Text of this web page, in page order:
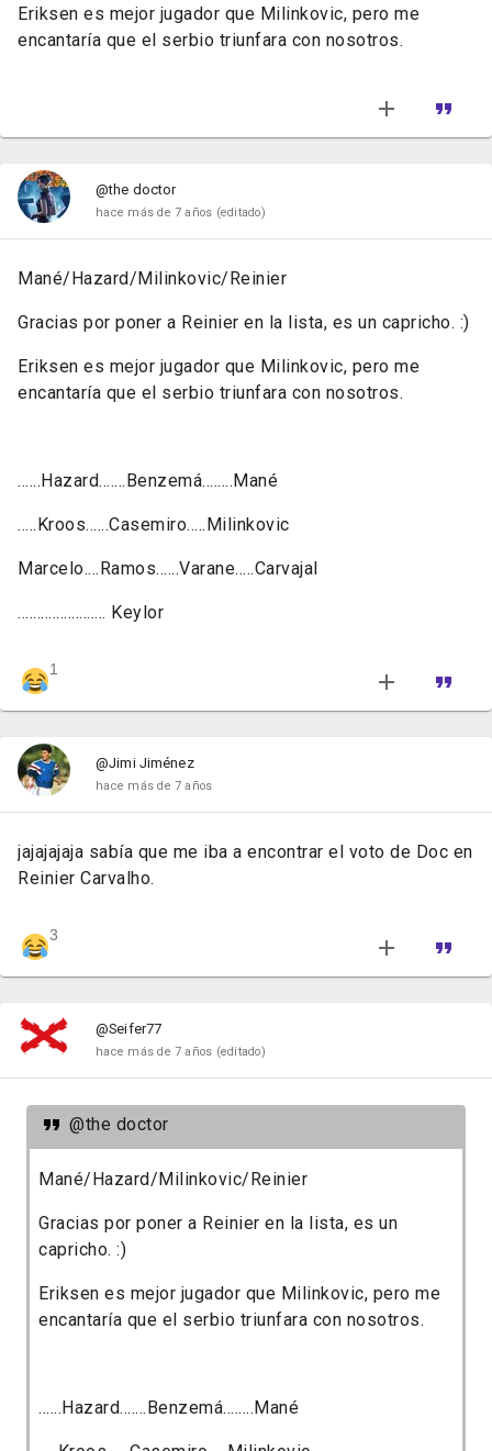
Eriksen es mejor jugador que Milinkovic, pero me
encantaría que el serbio triunfara con nosotros.
@the doctor
hace más de 7 años (editado)
Mané/Hazard/Milinkovic/Reinier
Gracias por poner a Reinier en la lista, es un capricho. :)
Eriksen es mejor jugador que Milinkovic, pero me
encantaría que el serbio triunfara con nosotros.
......Hazard.......Benzemá........Mané
.....Kroos......Casemiro.....Milinkovic
Marcelo....Ramos......Varane.....Carvajal
....................... Keylor
1
@Jimi Jiménez
hace más de 7 años
jajajajaja sabía que me iba a encontrar el voto de Doc en
Reinier Carvalho.
3
@Seifer77
hace más de 7 años (editado)
@the doctor
Mané/Hazard/Milinkovic/Reinier
Gracias por poner a Reinier en la lista, es un
capricho. :)
Eriksen es mejor jugador que Milinkovic, pero me
encantaría que el serbio triunfara con nosotros.
......Hazard.......Benzemá........Mané